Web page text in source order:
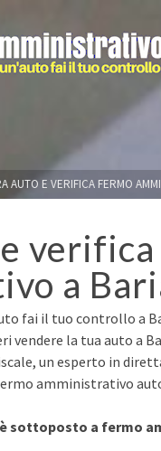
AUTO E VERIFICA FERMO
a
fai il tuo controllo a
vendere la tua auto
un esperto in
amministrativo
sottoposto a fermo